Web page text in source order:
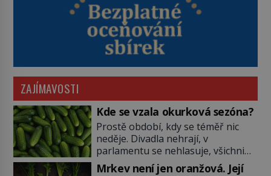
ZAJÍMAVOSTI
Kde se vzala okurková sezóna?
Prostě období, kdy se téměř nic
neděje. Divadla nehrají, v
parlamentu se nehlasuje, všichni
jsou na dovolené a média tak
Mrkev není jen oranžová. Její